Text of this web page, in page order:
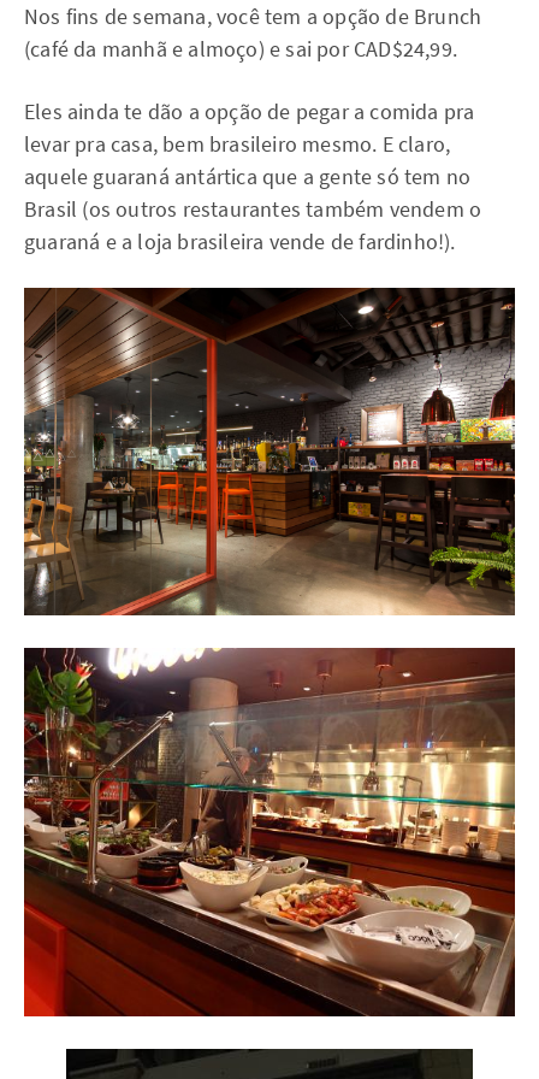
Nos fins de semana, você tem a opção de Brunch
(café da manhã e almoço) e sai por CAD$24,99.
Eles ainda te dão a opção de pegar a comida pra
levar pra casa, bem brasileiro mesmo. E claro,
aquele guaraná antártica que a gente só tem no
Brasil (os outros restaurantes também vendem o
guaraná e a loja brasileira vende de fardinho!).